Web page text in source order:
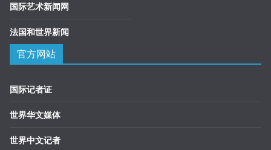
国际艺术新闻网
法国和世界新闻
官方网站
国际记者证
世界华文媒体
世界中文记者